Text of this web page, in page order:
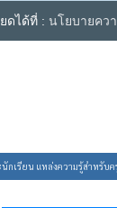
ดได้ที่ : นโยบายคว
กเรียน แหล่งความรู้สำหรับ